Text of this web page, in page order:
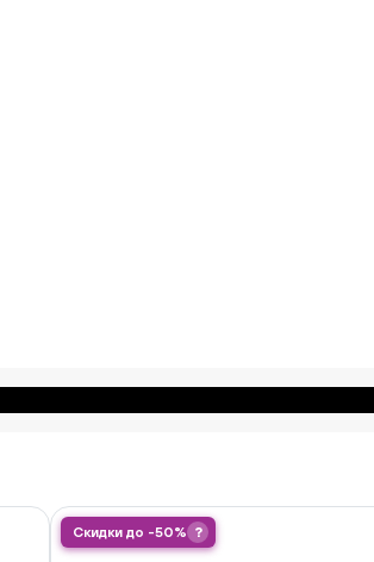
Скидки до -50% ?